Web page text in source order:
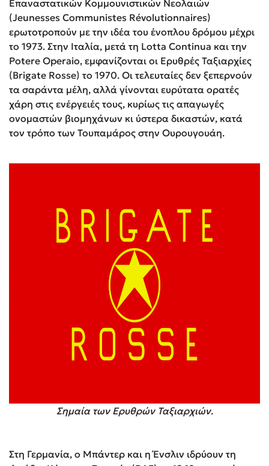
Επαναστατικών Κομμουνιστικών Νεολαιών
(Jeunesses Communistes Révolutionnaires)
ερωτοτροπούν με την ιδέα του ένοπλου δρόμου μέχρι
το 1973. Στην Ιταλία, μετά τη Lotta Continua και την
Potere Operaio, εμφανίζονται οι Ερυθρές Ταξιαρχίες
(Brigate Rosse) το 1970. Οι τελευταίες δεν ξεπερνούν
τα σαράντα μέλη, αλλά γίνονται ευρύτατα ορατές
χάρη στις ενέργειές τους, κυρίως τις απαγωγές
ονομαστών βιομηχάνων κι ύστερα δικαστών, κατά
τον τρόπο των Τουπαμάρος στην Ουρουγουάη.
Σημαία των Ερυθρών Ταξιαρχιών.
Στη Γερμανία, ο Μπάντερ και η Ένσλιν ιδρύουν τη